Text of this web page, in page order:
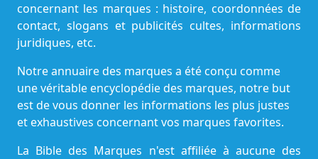
concernant les marques : histoire, coordonnées de
contact, slogans et publicités cultes, informations
juridiques, etc.
Notre annuaire des marques a été conçu comme
une véritable encyclopédie des marques, notre but
est de vous donner les informations les plus justes
et exhaustives concernant vos marques favorites.
La Bible des Marques n'est affiliée à aucune des